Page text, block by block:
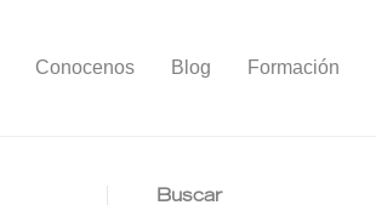
Conocenos Blog Formación
Buscar